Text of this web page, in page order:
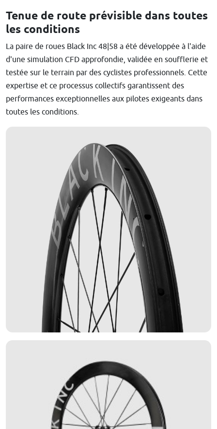
Tenue de route prévisible dans toutes
les conditions
La paire de roues Black Inc 48|58 a été développée à l'aide
d'une simulation CFD approfondie, validée en soufflerie et
testée sur le terrain par des cyclistes professionnels. Cette
expertise et ce processus collectifs garantissent des
performances exceptionnelles aux pilotes exigeants dans
toutes les conditions.